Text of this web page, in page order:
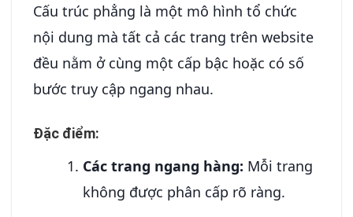
Cấu trúc phẳng là một mô hình tổ chức
nội dung mà tất cả các trang trên website
đều nằm ở cùng một cấp bậc hoặc có số
bước truy cập ngang nhau.
Đặc điểm:
Các trang ngang hàng: Mỗi trang
không được phân cấp rõ ràng.